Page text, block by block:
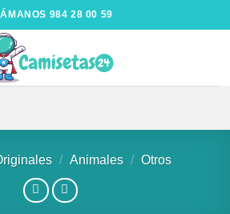
984 28 00 59
/ Animales / Otros